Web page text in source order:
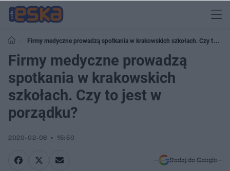
Firmy medyczne prowadzą spotkania w krakowskich szkołach. Czy to jest
w porządku?
Firmy medyczne prowadzą
spotkania w krakowskich
szkołach. Czy to jest w
porządku?
2020-02-06 15:50
Dodaj do Google